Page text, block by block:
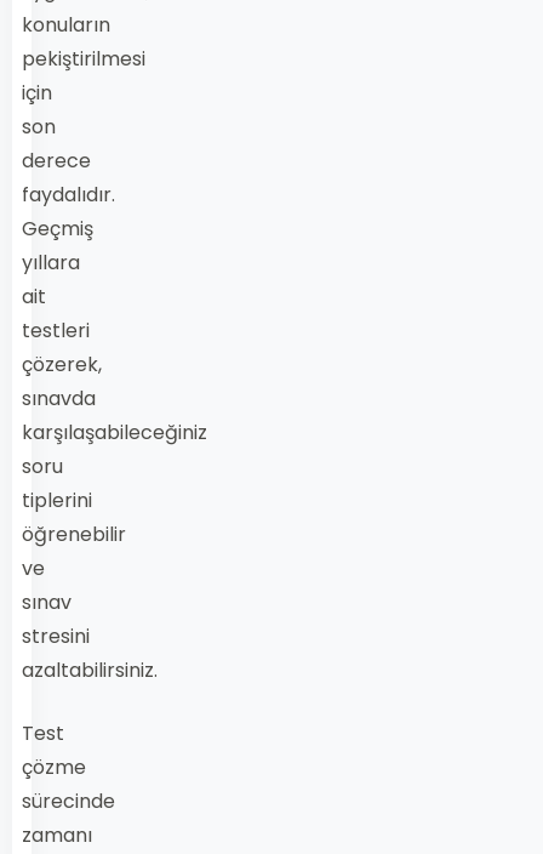
konuların
pekiştirilmesi
için
son
derece
faydalıdır.
Geçmiş
yıllara
ait
testleri
çözerek,
sınavda
karşılaşabileceğiniz
soru
tiplerini
öğrenebilir
ve
sınav
stresini
azaltabilirsiniz.
Test
çözme
sürecinde
zamanı